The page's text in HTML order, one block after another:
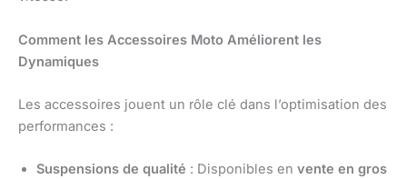
Comment les Accessoires Moto Améliorent les
Dynamiques
Les accessoires jouent un rôle clé dans l’optimisation des
performances :
Suspensions de qualité : Disponibles en vente en gros